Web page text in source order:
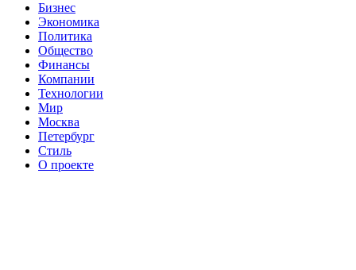
Бизнес
Экономика
Политика
Общество
Финансы
Компании
Технологии
Мир
Москва
Петербург
Стиль
О проекте